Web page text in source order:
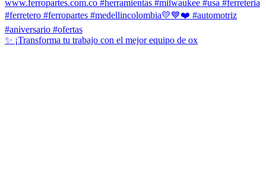
✨ ¡Transforma tu trabajo con el mejor equipo de ox